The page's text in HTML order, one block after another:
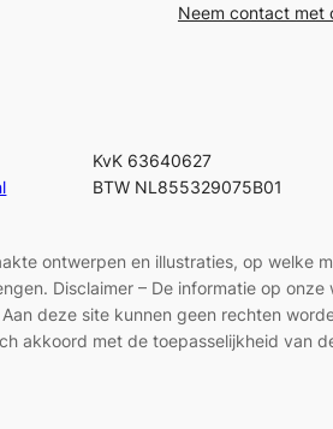
Neem contact met
KvK 63640627
BTW NL855329075B01
ontwerpen en illustraties, op welke
Disclaimer – De informatie op
deze site kunnen geen rechten
akkoord met de toepasselijkheid van